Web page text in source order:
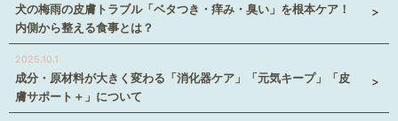
犬の梅雨の皮膚トラブル「ベタつき・痒み・臭い」を根本ケア！
内側から整える食事とは？
2025.10.1
成分・原材料が大きく変わる「消化器ケア」「元気キープ」「皮
膚サポート＋」について